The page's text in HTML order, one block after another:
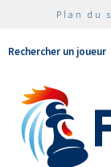
Plan du
Rechercher un joueur